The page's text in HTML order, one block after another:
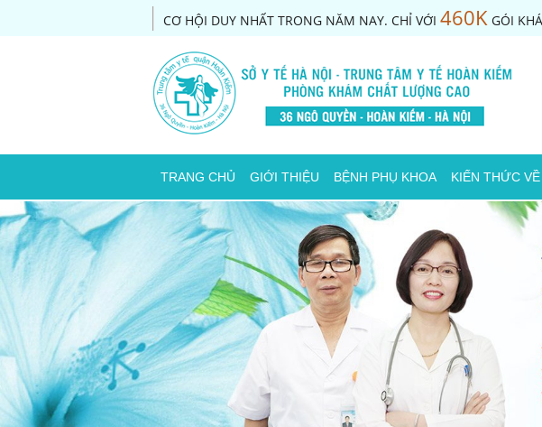
CƠ HỘI DUY NHẤT TRONG NĂM NAY. CHỈ VỚI 460KGÓI
TRANG CHỦ GIỚI THIỆU BỆNH PHỤ KHOA KIẾN THỨC